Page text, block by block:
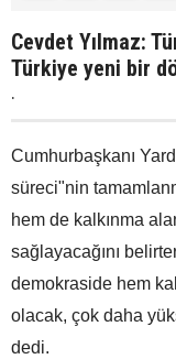
Cevdet Yılmaz:
Türkiye yeni bir
.
Cumhurbaşkanı
süreci"nin
hem de kalkınma
sağlayacağını
demokraside hem
olacak, çok daha
dedi.